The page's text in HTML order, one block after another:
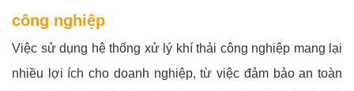
công nghiệp
Việc sử dụng hệ thống xử lý khí thải công nghiệp mang lại
nhiều lợi ích cho doanh nghiệp, từ việc đảm bảo an toàn